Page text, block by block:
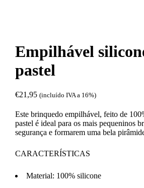
Empilhável
pastel
€21,95 (incluído IVA a 16%)
Este brinquedo empilhável, feito de
pastel é ideal para os mais pequeninos
segurança e formarem uma bela
CARACTERÍSTICAS
Material: 100% silicone